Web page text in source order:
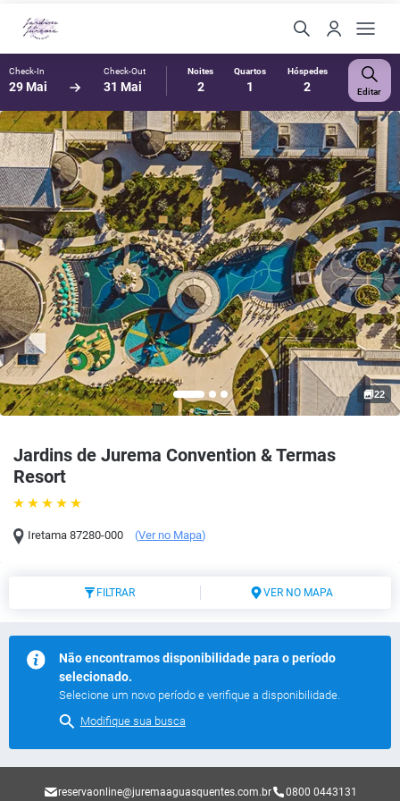
Check-In
29 Mai
Check-Out
31 Mai
Noites
2
Quartos
1
Hóspedes
2 Editar
Jardins de Jurema Convention & Termas
Resort
Iretama 87280-000 (Ver no Mapa)
22
FILTRAR VER NO MAPA
Não encontramos disponibilidade para o período
selecionado.
Selecione um novo período e verifique a disponibilidade.
Modifique sua busca
reservaonline@juremaaguasquentes.com.br 0800 0443131